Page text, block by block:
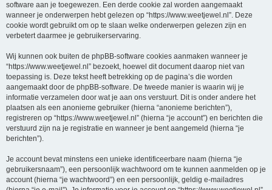
software aan je toegewezen. Een derde cookie zal worden aangemaakt
wanneer je onderwerpen hebt gelezen op “https://www.weetjewel.nl”. Deze
cookie wordt gebruikt om op te slaan welke onderwerpen gelezen zijn en
verbetert daarmee je gebruikerservaring.
Wij kunnen ook buiten de phpBB-software cookies aanmaken wanneer je
“https://www.weetjewel.nl” bezoekt, hoewel dit document daarop niet van
toepassing is. Deze tekst heeft betrekking op de pagina’s die worden
aangemaakt door de phpBB-software. De tweede manier is waarin wij je
informatie verzamelen door wat je aan ons verstuurt. Dit is onder andere het
plaatsen als een anonieme gebruiker (hierna “anonieme berichten”),
registreren op “https://www.weetjewel.nl” (hierna “je account”) en berichten die
verstuurd zijn na je registratie en wanneer je bent aangemeld (hierna “je
berichten”).
Je account bevat minstens een unieke identificeerbare naam (hierna “je
gebruikersnaam”), een persoonlijk wachtwoord om te kunnen aanmelden op je
account (hierna “je wachtwoord”) en een persoonlijk, geldig e-mailadres